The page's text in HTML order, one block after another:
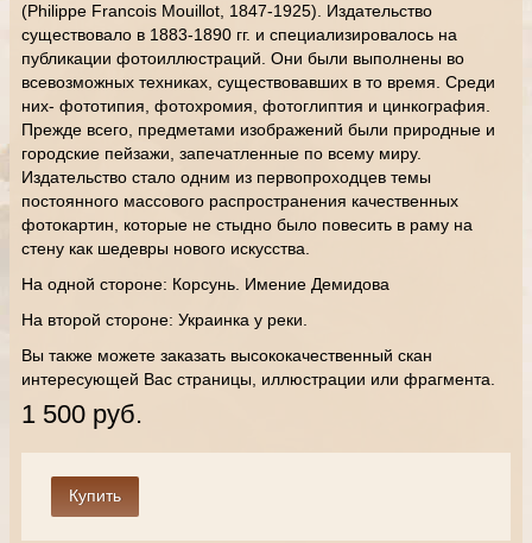
(Philippe Francois Mouillot, 1847-1925). Издательство
существовало в 1883-1890 гг. и специализировалось на
публикации фотоиллюстраций. Они были выполнены во
всевозможных техниках, существовавших в то время. Среди
них- фототипия, фотохромия, фотоглиптия и цинкография.
Прежде всего, предметами изображений были природные и
городские пейзажи, запечатленные по всему миру.
Издательство стало одним из первопроходцев темы
постоянного массового распространения качественных
фотокартин, которые не стыдно было повесить в раму на
стену как шедевры нового искусства.
На одной стороне: Корсунь. Имение Демидова
На второй стороне: Украинка у реки.
Вы также можете заказать высококачественный скан
интересующей Вас страницы, иллюстрации или фрагмента.
1 500 руб.